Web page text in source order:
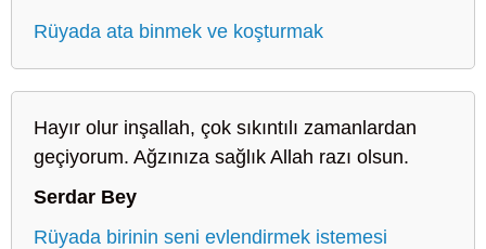
Rüyada ata binmek ve koşturmak
Hayır olur inşallah, çok sıkıntılı zamanlardan
geçiyorum. Ağzınıza sağlık Allah razı olsun.
Serdar Bey
Rüyada birinin seni evlendirmek istemesi